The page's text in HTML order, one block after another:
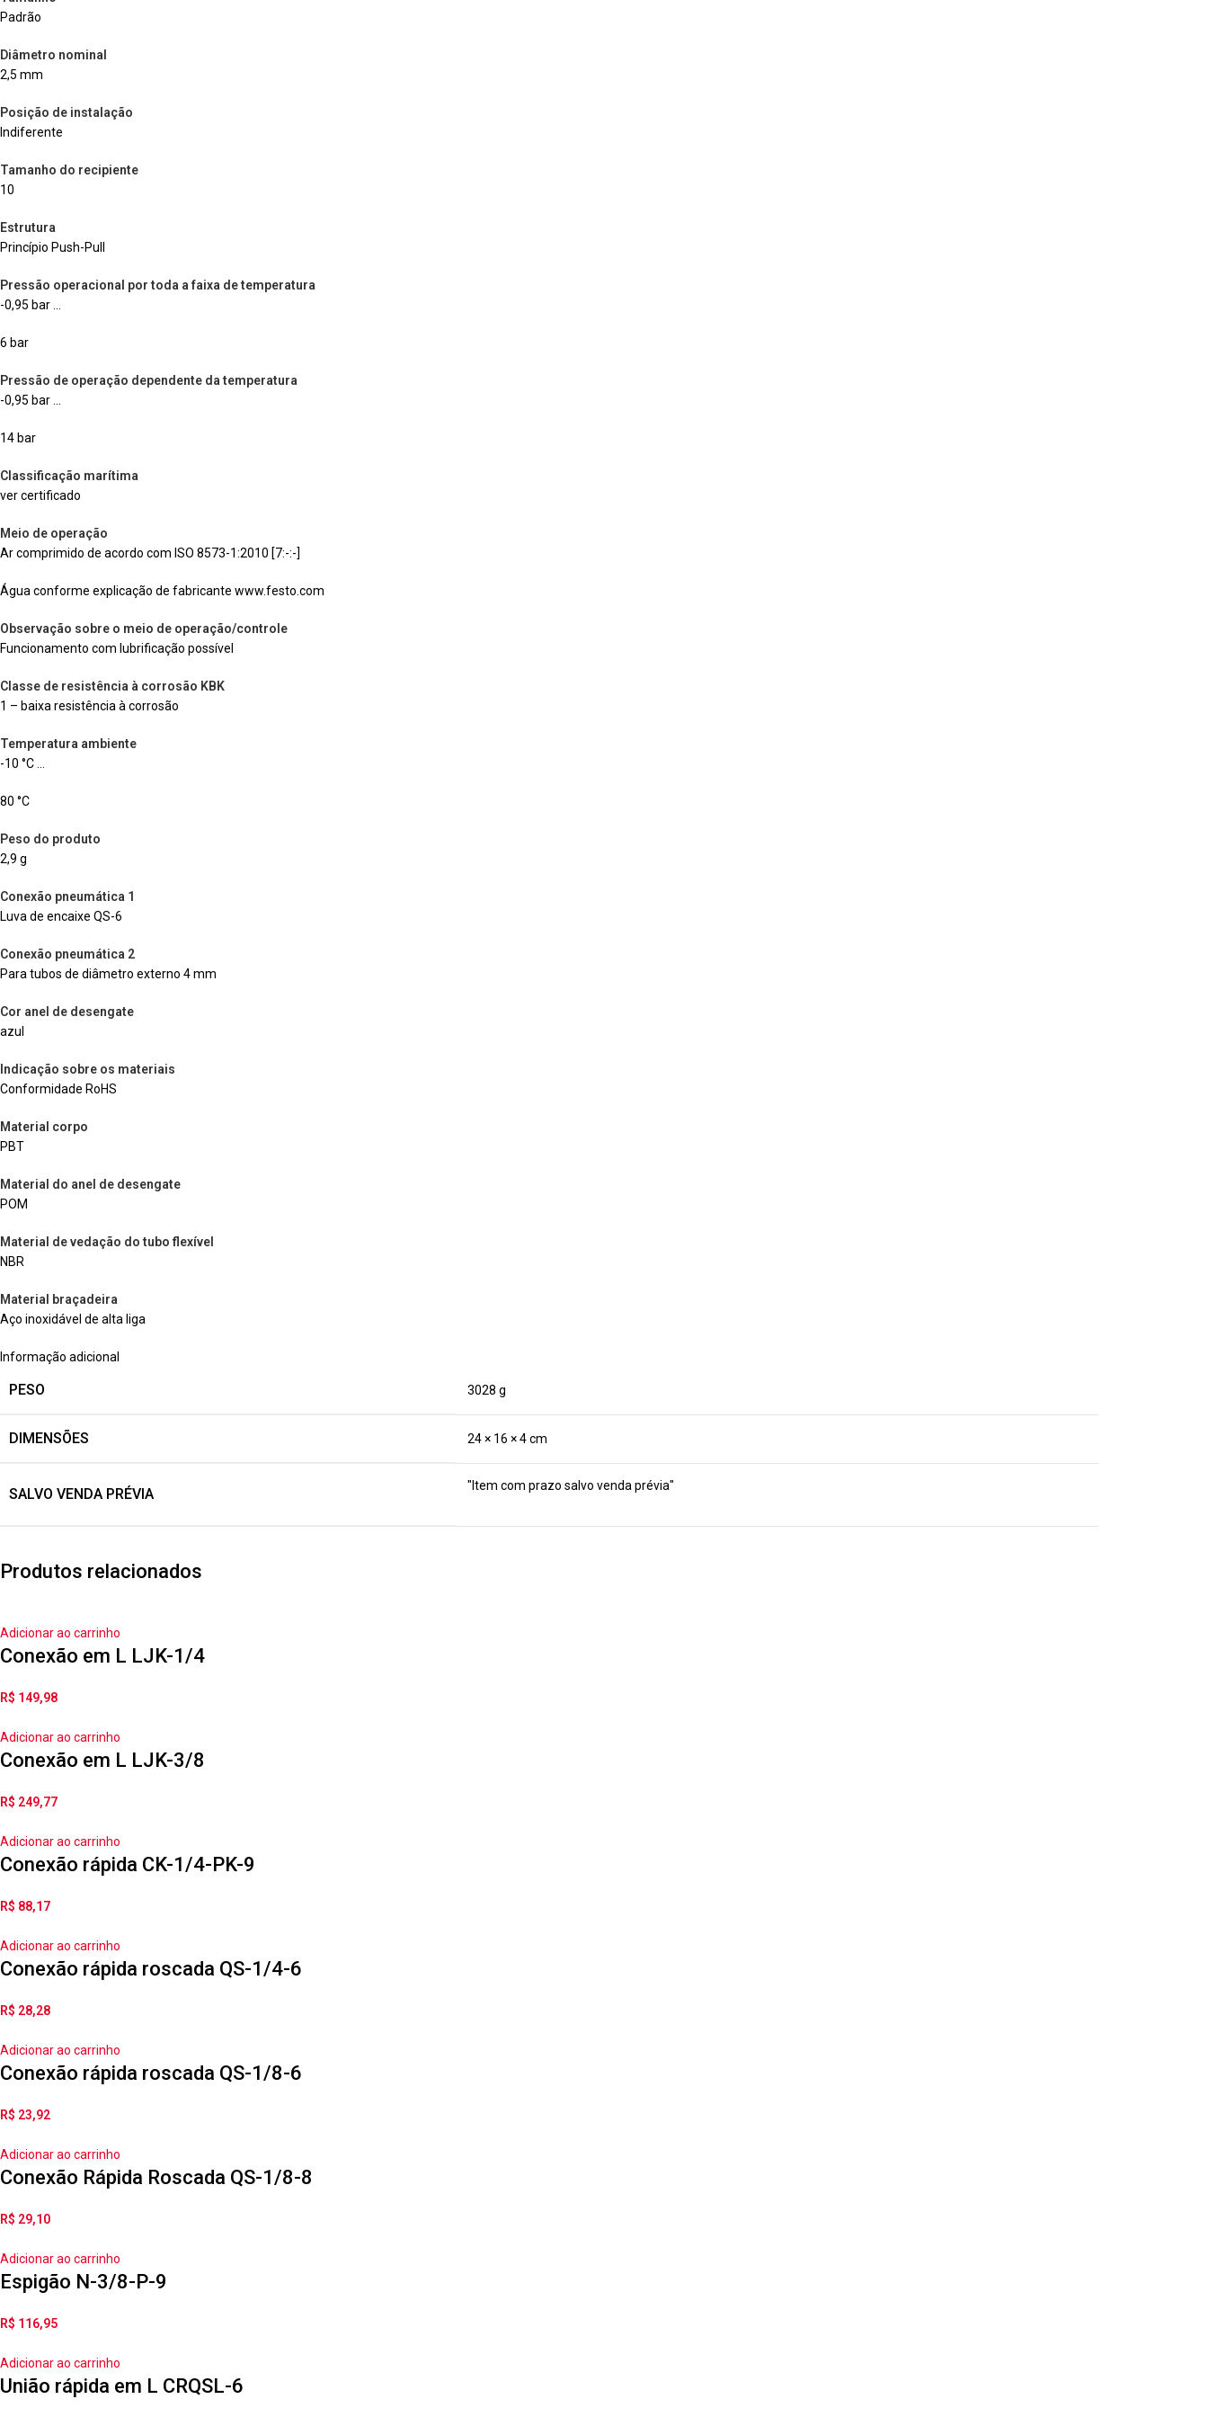
Padrão
Diâmetro nominal
2,5 mm
Posição de instalação
Indiferente
Tamanho do recipiente
10
Estrutura
Princípio Push-Pull
Pressão operacional por toda a faixa de temperatura
-0,95 bar …
6 bar
Pressão de operação dependente da temperatura
-0,95 bar …
14 bar
Classificação marítima
ver certificado
Meio de operação
Ar comprimido de acordo com ISO 8573-1:2010 [7:-:-]
Água conforme explicação de fabricante www.festo.com
Observação sobre o meio de operação/controle
Funcionamento com lubrificação possível
Classe de resistência à corrosão KBK
1 – baixa resistência à corrosão
Temperatura ambiente
-10 °C …
80 °C
Peso do produto
2,9 g
Conexão pneumática 1
Luva de encaixe QS-6
Conexão pneumática 2
Para tubos de diâmetro externo 4 mm
Cor anel de desengate
azul
Indicação sobre os materiais
Conformidade RoHS
Material corpo
PBT
Material do anel de desengate
POM
Material de vedação do tubo flexível
NBR
Material braçadeira
Aço inoxidável de alta liga
Informação adicional
PESO 3028 g
DIMENSÕES 24 × 16 × 4 cm
SALVO VENDA PRÉVIA "Item com prazo salvo venda prévia"
Produtos relacionados
Adicionar ao carrinho
Conexão em L LJK-1/4
R$ 149,98
Adicionar ao carrinho
Conexão em L LJK-3/8
R$ 249,77
Adicionar ao carrinho
Conexão rápida CK-1/4-PK-9
R$ 88,17
Adicionar ao carrinho
Conexão rápida roscada QS-1/4-6
R$ 28,28
Adicionar ao carrinho
Conexão rápida roscada QS-1/8-6
R$ 23,92
Adicionar ao carrinho
Conexão Rápida Roscada QS-1/8-8
R$ 29,10
Adicionar ao carrinho
Espigão N-3/8-P-9
R$ 116,95
Adicionar ao carrinho
União rápida em L CRQSL-6